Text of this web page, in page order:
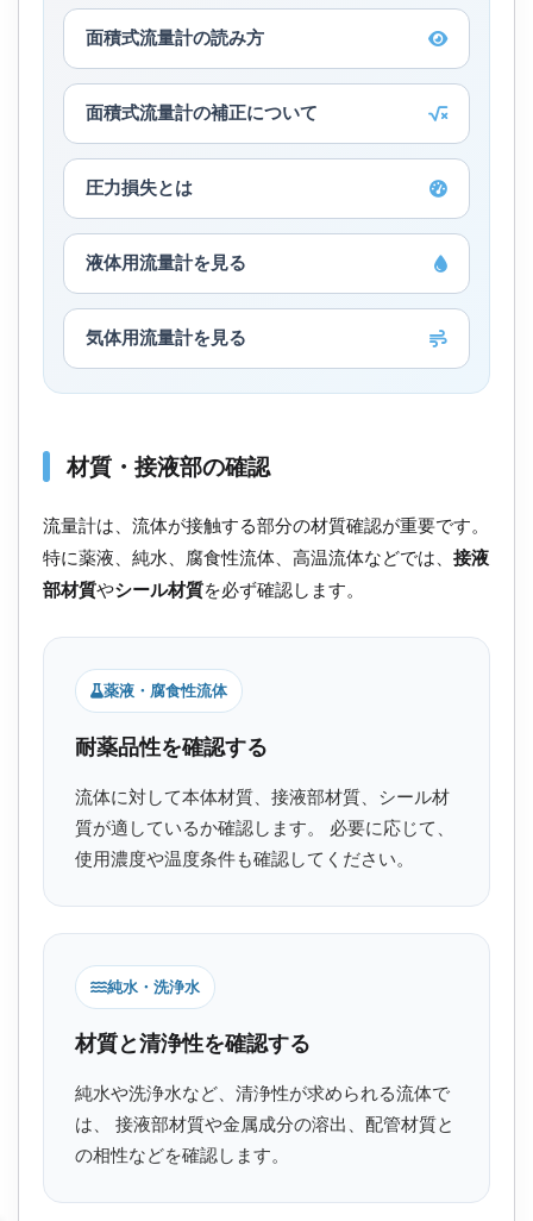
面積式流量計の読み方
面積式流量計の補正について
圧力損失とは
液体用流量計を見る
気体用流量計を見る
材質・接液部の確認
流量計は、流体が接触する部分の材質確認が重要です。
特に薬液、純水、腐食性流体、高温流体などでは、 接液
部材質やシール材質を必ず確認します。
薬液・腐食性流体
耐薬品性を確認する
流体に対して本体材質、接液部材質、シール材
質が適しているか確認します。 必要に応じて、
使用濃度や温度条件も確認してください。
純水・洗浄水
材質と清浄性を確認する
純水や洗浄水など、清浄性が求められる流体で
は、 接液部材質や金属成分の溶出、配管材質と
の相性などを確認します。